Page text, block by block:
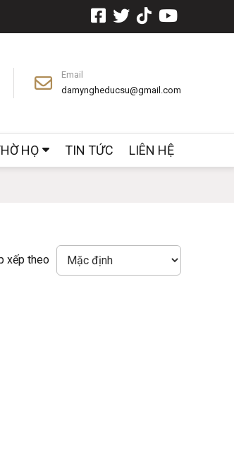
Email
damyngheducsu@gmail.com
HỌ TIN TỨC LIÊN HỆ
xếp theo